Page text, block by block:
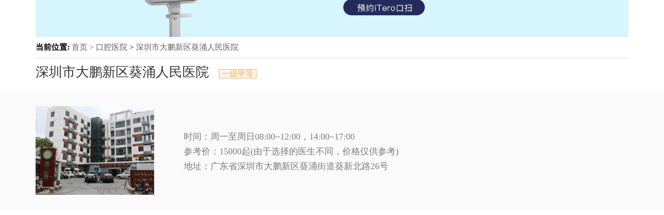
当前位置: 首页 > 口腔医院 > 深圳市大鹏新区葵涌人民医院
深圳市大鹏新区葵涌人民医院 一级甲等
时间：周一至周日08:00~12:00，14:00~17:00
参考价：15000起(由于选择的医生不同，价格仅供参考)
地址： 广东省深圳市大鹏新区葵涌街道葵新北路26号